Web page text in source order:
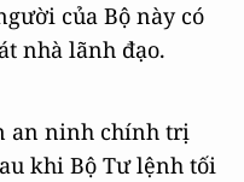
của Bộ này có
nhà lãnh đạo.
an ninh chính trị
khi Bộ Tư lệnh tối